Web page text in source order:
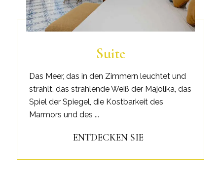
Suite
Das Meer, das in den Zimmern leuchtet und
strahlt, das strahlende Weiß der Majolika, das
Spiel der Spiegel, die Kostbarkeit des
Marmors und des ...
ENTDECKEN SIE